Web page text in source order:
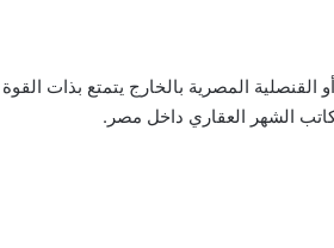
القنصلية المصرية بالخارج يتمتع بذات القوة
الشهر العقاري داخل مصر.